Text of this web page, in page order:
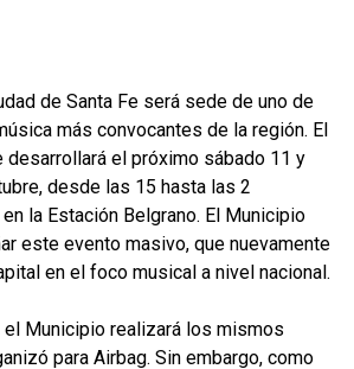
de Santa Fe será sede de uno de
más convocantes de la región. El
desarrollará el próximo sábado 11 y
desde las 15 hasta las 2
la Estación Belgrano. El Municipio
este evento masivo, que nuevamente
en el foco musical a nivel nacional.
el Municipio realizará los mismos
para Airbag. Sin embargo, como